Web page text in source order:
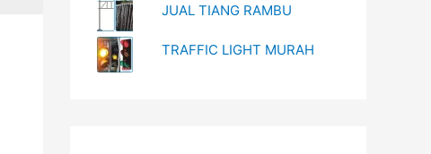
JUAL TIANG RAMBU
TRAFFIC LIGHT MURAH